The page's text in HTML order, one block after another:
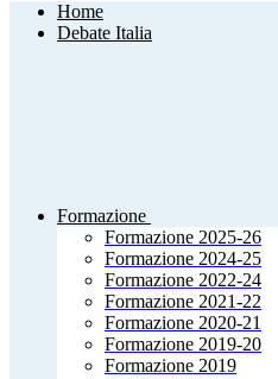
Home
Debate Italia
Formazione
Formazione 2025-26
Formazione 2024-25
Formazione 2022-24
Formazione 2021-22
Formazione 2020-21
Formazione 2019-20
Formazione 2019